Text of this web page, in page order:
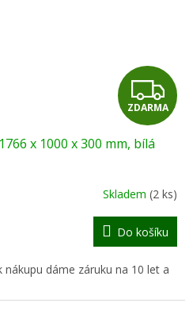
Z
D
R
M
A
ZDARMA
x 1000 x 300 mm, bílá
Skladem (2 ks)
Do košíku
nákupu dáme záruku na 10 let a